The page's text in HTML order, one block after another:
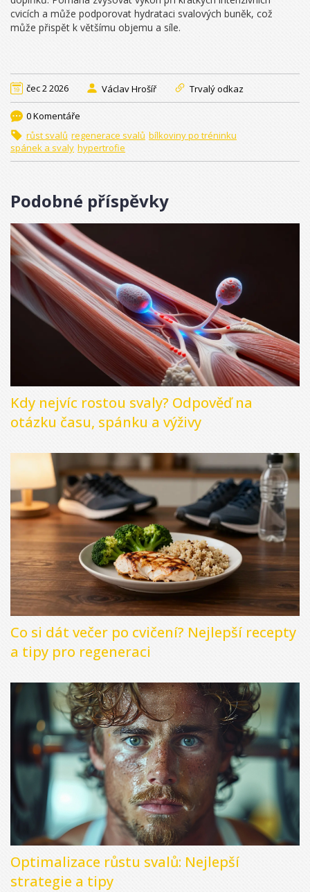
cvicích a může podporovat hydrataci svalových buněk, což
může přispět k většímu objemu a síle.
čec 2 2026 Václav Hrošíř Trvalý odkaz
0 Komentáře
růst svalů regenerace svalů bílkoviny po tréninku
spánek a svaly hypertrofie
Podobné příspěvky
Kdy nejvíc rostou svaly? Odpověď na
otázku času, spánku a výživy
Co si dát večer po cvičení? Nejlepší recepty
a tipy pro regeneraci
Optimalizace růstu svalů: Nejlepší
strategie a tipy